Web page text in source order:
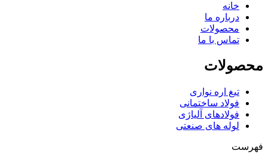
خانه
درباره ما
محصولات
تماس با ما
محصولات
تیغ اره نواری
فولاد ساختمانی
فولادهای آلیاژی
لوله های صنعتی
فهرست